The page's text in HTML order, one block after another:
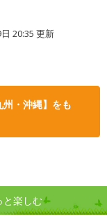
20:35 更新
・沖縄】をも
と楽しむ